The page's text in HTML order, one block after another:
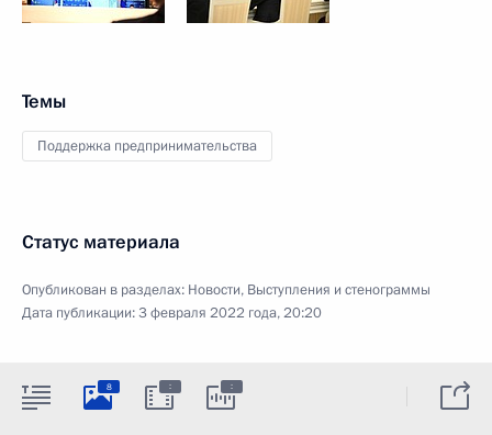
Темы
Поддержка предпринимательства
Статус материала
Опубликован в разделах: Новости, Выступления и стенограммы
Дата публикации:3 февраля 2022 года, 20:20
8 : :